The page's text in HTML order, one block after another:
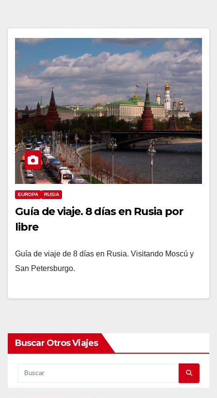
EUROPA RUSIA
Guía de viaje. 8 días en Rusia por
libre
Guía de viaje de 8 días en Rusia. Visitando Moscú y
San Petersburgo.
Buscar Otros Viajes